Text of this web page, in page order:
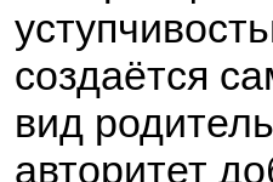
создаётся
вид
авторитет